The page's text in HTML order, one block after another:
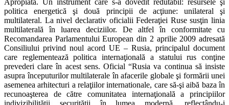
Apropiată. Un instrument care s-a dovedit redutabil: resursele şi
politica energetică şi două principii de acţiune: unilateral şi
multilateral. La nivel declarativ oficialii Federaţiei Ruse susţin linia
multilaterală în luarea deciziilor. De altfel în conformitate cu
Recomandarea Parlamentului European din 2 aprilie 2009 adresată
Consiliului privind noul acord UE – Rusia, principalul document
care reglementează politica internaţională a statului rus conţine
prevederi clare în acest sens. Oficial “Rusia va continua să insiste
asupra începuturilor multilaterale în afacerile globale şi formării unei
asemenea arhitecturi a relaţiilor internationale, care să-şi aibă baza în
recunoaşterea de către comunitatea internaţională a principiilor